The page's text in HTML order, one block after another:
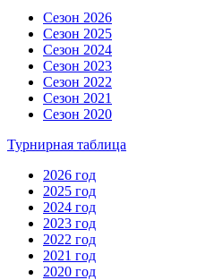
Сезон 2026
Сезон 2025
Сезон 2024
Сезон 2023
Сезон 2022
Сезон 2021
Сезон 2020
Турнирная таблица
2026 год
2025 год
2024 год
2023 год
2022 год
2021 год
2020 год